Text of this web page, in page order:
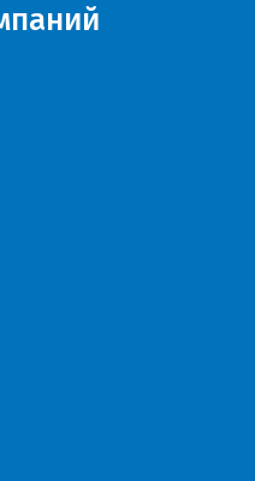
фестиваля, эстрадный
конкурса страны
телевизионных проектов
«Голос страны» Алексей